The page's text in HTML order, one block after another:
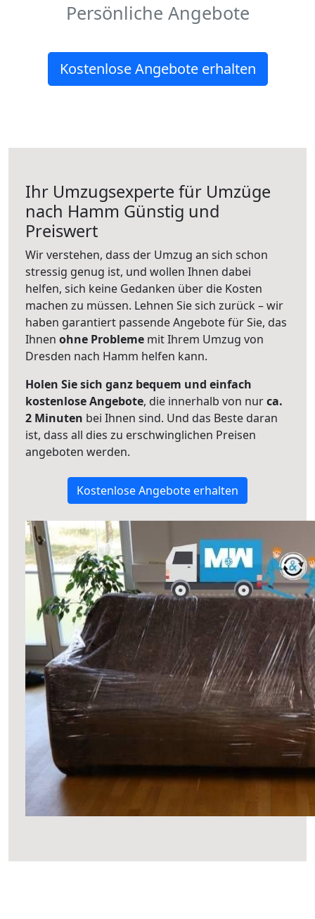
Persönliche Angebote
Kostenlose Angebote erhalten
Ihr Umzugsexperte für Umzüge
nach Hamm Günstig und
Preiswert
Wir verstehen, dass der Umzug an sich schon
stressig genug ist, und wollen Ihnen dabei
helfen, sich keine Gedanken über die Kosten
machen zu müssen. Lehnen Sie sich zurück – wir
haben garantiert passende Angebote für Sie, das
Ihnen ohne Probleme mit Ihrem Umzug von
Dresden nach Hamm helfen kann.
Holen Sie sich ganz bequem und einfach
kostenlose Angebote, die innerhalb von nurca.
2 Minuten bei Ihnen sind. Und das Beste daran
ist, dass all dies zu erschwinglichen Preisen
angeboten werden.
Kostenlose Angebote erhalten